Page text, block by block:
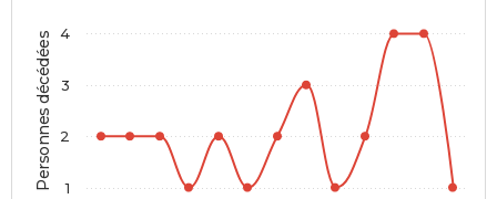
Personnes décédées 1
2
3
4